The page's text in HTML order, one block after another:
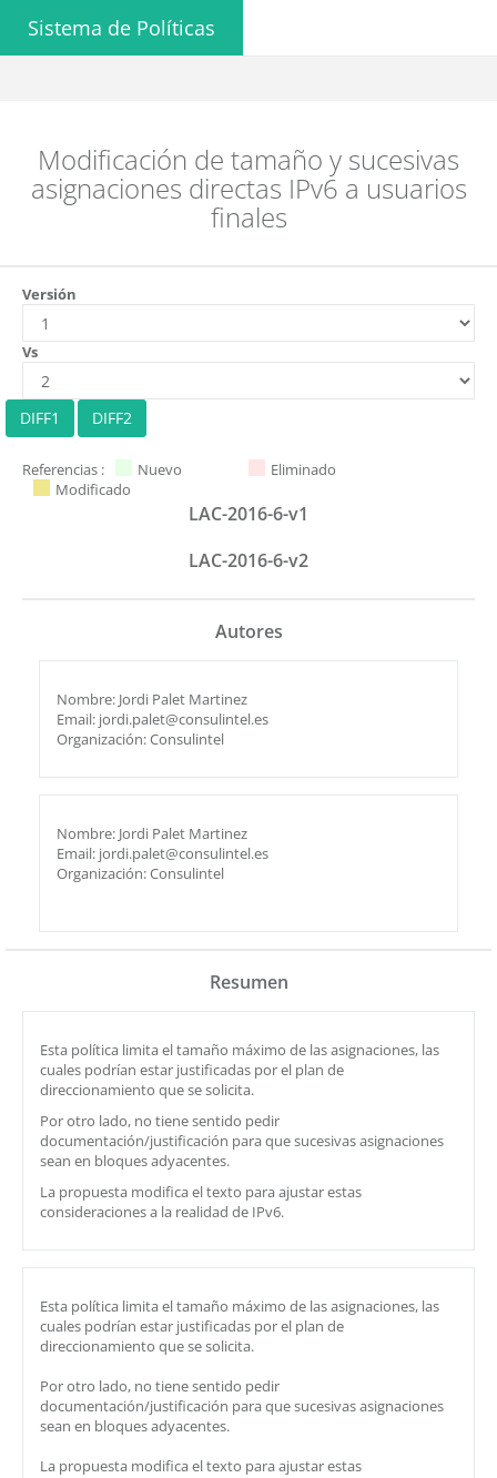
Sistema de Políticas
Modificación de tamaño y sucesivas
asignaciones directas IPv6 a usuarios
finales
Versión
Vs
Referencias : Nuevo
Eliminado
Modificado
LAC-2016-6-v1
LAC-2016-6-v2
Autores
Nombre: Jordi Palet Martinez
Email: jordi.palet@consulintel.es
Organización: Consulintel
Nombre: Jordi Palet Martinez
Email: jordi.palet@consulintel.es
Organización: Consulintel
Resumen
Esta política limita el tamaño máximo de las asignaciones, las
cuales podrían estar justificadas por el plan de
direccionamiento que se solicita.
Por otro lado, no tiene sentido pedir
documentación/justificación para que sucesivas asignaciones
sean en bloques adyacentes.
La propuesta modifica el texto para ajustar estas
consideraciones a la realidad de IPv6.
Esta política limita el tamaño máximo de las asignaciones, las
cuales podrían estar justificadas por el plan de
direccionamiento que se solicita.
Por otro lado, no tiene sentido pedir
documentación/justificación para que sucesivas asignaciones
sean en bloques adyacentes.
La propuesta modifica el texto para ajustar estas